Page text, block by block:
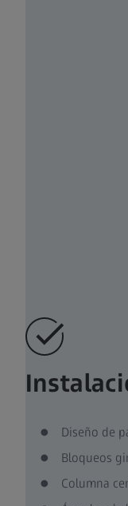
Diseño de
Bloqueos
Columna